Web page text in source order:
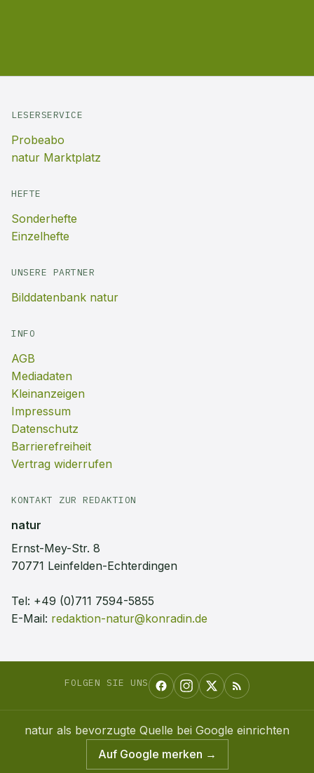
LESERSERVICE
Probeabo
natur Marktplatz
HEFTE
Sonderhefte
Einzelhefte
UNSERE PARTNER
Bilddatenbank natur
INFO
AGB
Mediadaten
Kleinanzeigen
Impressum
Datenschutz
Barrierefreiheit
Vertrag widerrufen
KONTAKT ZUR REDAKTION
natur
Ernst-Mey-Str. 8
70771 Leinfelden-Echterdingen
Tel: +49 (0)711 7594-5855
E-Mail: redaktion-natur@konradin.de
FOLGEN SIE UNS
natur als bevorzugte Quelle bei Google einrichten
Auf Google merken →